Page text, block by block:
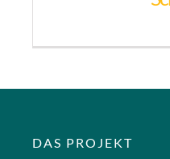
DAS PROJEKT